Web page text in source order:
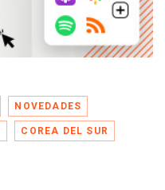
NOVEDADES
COREA DEL SUR